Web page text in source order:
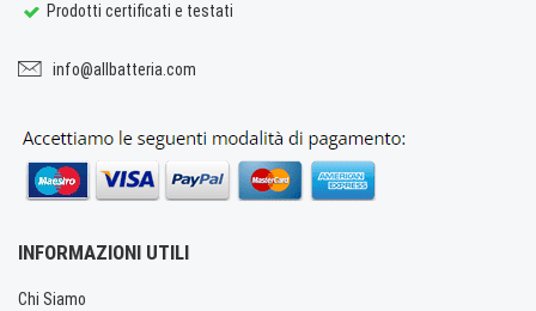
Prodotti certificati e testati
info@allbatteria.com
INFORMAZIONI UTILI
Chi Siamo